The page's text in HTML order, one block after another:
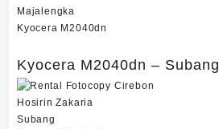
Majalengka
Kyocera M2040dn
Kyocera M2040dn – Subang
Hosirin Zakaria
Subang